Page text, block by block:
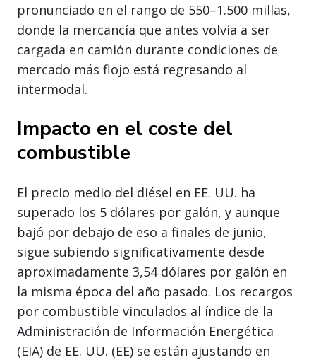
pronunciado en el rango de 550–1.500 millas,
donde la mercancía que antes volvía a ser
cargada en camión durante condiciones de
mercado más flojo está regresando al
intermodal.
Impacto en el coste del
combustible
El precio medio del diésel en EE. UU. ha
superado los 5 dólares por galón, y aunque
bajó por debajo de eso a finales de junio,
sigue subiendo significativamente desde
aproximadamente 3,54 dólares por galón en
la misma época del año pasado. Los recargos
por combustible vinculados al índice de la
Administración de Información Energética
(EIA) de EE. UU. (EE) se están ajustando en